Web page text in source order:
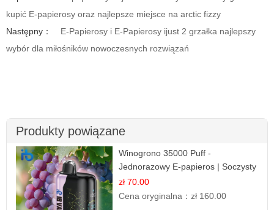
kupić E-papierosy oraz najlepsze miejsce na arctic fizzy
Następny：
E-Papierosy i E-Papierosy ijust 2 grzałka najlepszy
wybór dla miłośników nowoczesnych rozwiązań
Produkty powiązane
Winogrono 35000 Puff -
Jednorazowy E-papieros | Soczysty
Smak Winogron
zł 70.00
Cena oryginalna：zł 160.00